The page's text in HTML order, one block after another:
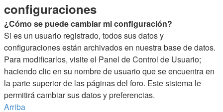
configuraciones
¿Cómo se puede cambiar mi configuración?
Si es un usuario registrado, todos sus datos y
configuraciones están archivados en nuestra base de datos.
Para modificarlos, visite el Panel de Control de Usuario;
haciendo clic en su nombre de usuario que se encuentra en
la parte superior de las páginas del foro. Este sistema le
permitirá cambiar sus datos y preferencias.
Arriba